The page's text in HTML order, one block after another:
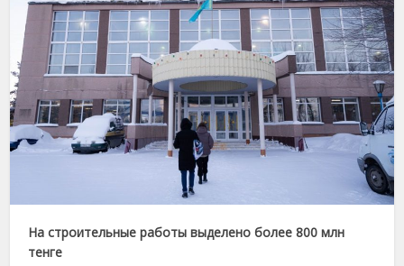
На строительные работы выделено более 800 млн
тенге